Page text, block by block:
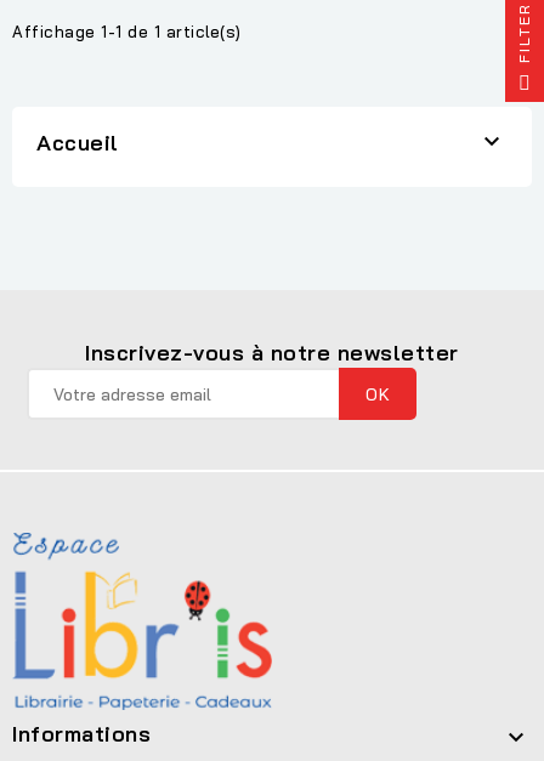
Affichage 1-1 de 1 article(s)
Accueil 
Inscrivez-vous à notre newsletter
Informations 
R